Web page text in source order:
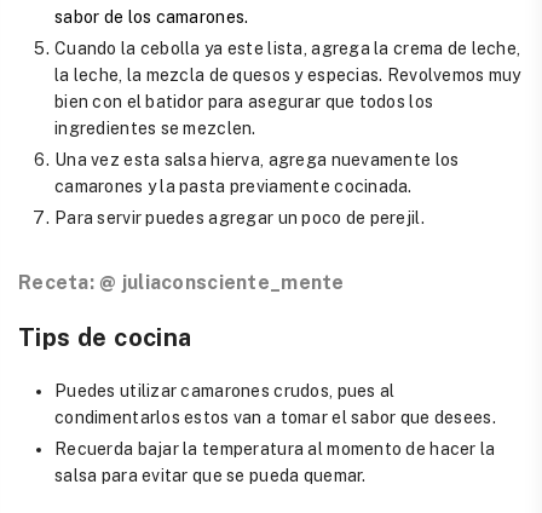
sabor de los camarones.
Cuando la cebolla ya este lista, agrega la crema de leche,
la leche, la mezcla de quesos y especias. Revolvemos muy
bien con el batidor para asegurar que todos los
ingredientes se mezclen.
Una vez esta salsa hierva, agrega nuevamente los
camarones y la pasta previamente cocinada.
Para servir puedes agregar un poco de perejil.
Receta: @ juliaconsciente_mente
Tips de cocina
Puedes utilizar camarones crudos, pues al
condimentarlos estos van a tomar el sabor que desees.
Recuerda bajar la temperatura al momento de hacer la
salsa para evitar que se pueda quemar.